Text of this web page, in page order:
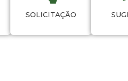
SOLICITAÇÃO